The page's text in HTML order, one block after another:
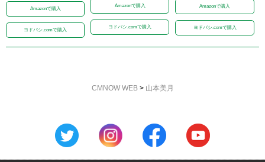
Amazonで購入
ヨドバシ.comで購入
Amazonで購入
ヨドバシ.comで購入
Amazonで購入
ヨドバシ.comで購入
CMNOW WEB> 山本美月